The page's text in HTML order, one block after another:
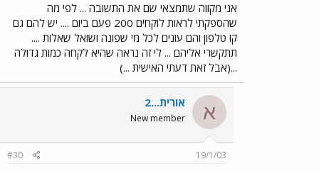
אני מקווה שתמצאי שם את התשובה ... לפי מה
שהספקתי לראות לוקחים 200 פעם ביום .... יש להם גם
קו טלפון והם עונים לכל מי שפונה ושואל שאלות ....
תתקשרי אליהם ... לי זה נראה שהיא לקחה כמות גדולה
...(אבל זאת דעתי האישית ...)
א אורית...2
New member
19/1/03
#30